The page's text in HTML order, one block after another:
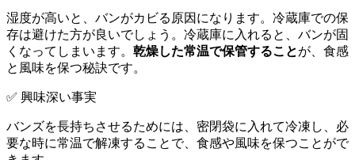
湿度が高いと、バンがカビる原因になります。冷蔵庫での保
存は避けた方が良いでしょう。冷蔵庫に入れると、バンが固
くなってしまいます。 乾燥した常温で保管することが、食感
と風味を保つ秘訣です。
✅ 興味深い事実
バンズを長持ちさせるためには、密閉袋に入れて冷凍し、必
要な時に常温で解凍することで、食感や風味を保つことがで